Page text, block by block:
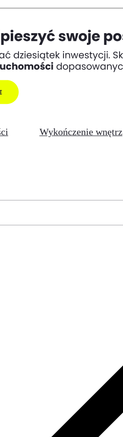
Wykończenie wnętrz